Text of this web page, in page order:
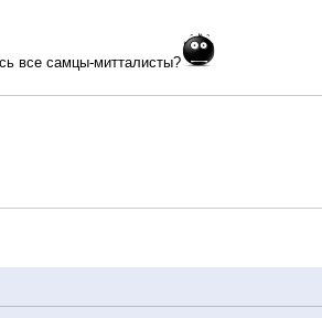
все самцы-митталисты?